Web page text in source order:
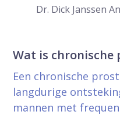
Dr. Dick Janssen
Wat is
Een chronische
langdurige
mannen met